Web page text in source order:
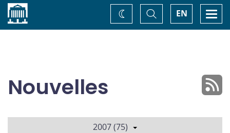
Accueil EN
Basculer
la
recherche
Changez
de
Nouvelles
2007 (75)